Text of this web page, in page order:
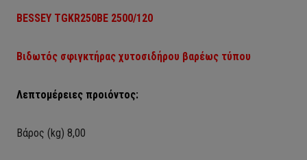
BESSEY TGKR250BE 2500/120
Βιδωτός σφιγκτήρας χυτοσιδήρου βαρέως τύπου
Λεπτομέρειες προιόντος:
Βάρος (kg) 8,00